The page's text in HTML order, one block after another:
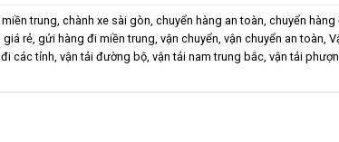
trung chành xe sài gòn chuyển hàng an toàn chuyển hàng
giá rẻ gửi hàng đi miền trung vận chuyển vận chuyển an toàn
các tỉnh vận tải đường bộ vận tải nam trung bắc vận tải